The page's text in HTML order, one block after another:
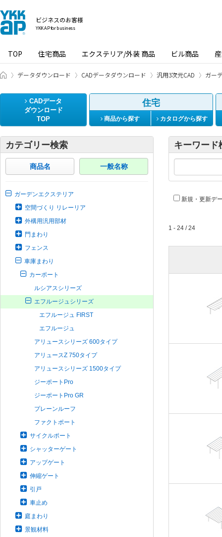
ビジネスのお客様
YKK AP for business
TOP 住宅商品 エクステリア/外装 商品 ビル商品
ビジネスのお客様 HOME
データダウンロード CADデータダウンロード 汎用3次元CAD ガー
CADデータ
ダウンロード
TOP
住宅
商品から探す カタログから探す
カテゴリー検索
商品名 一般名称
ガーデンエクステリア
空間づくり リレーリア
外構用汎用部材
門まわり
フェンス
車庫まわり
カーポート
ルシアスシリーズ
エフルージュシリーズ
エフルージュ FIRST
エフルージュ
アリュースシリーズ 600タイプ
アリュースZ 750タイプ
アリュースシリーズ 1500タイプ
ジーポートPro
ジーポートPro GR
プレーンルーフ
ファクトポート
サイクルポート
シャッターゲート
アップゲート
伸縮ゲート
引戸
車止め
庭まわり
景観材料
キーワード
新規・更新デ
1 - 24 / 24